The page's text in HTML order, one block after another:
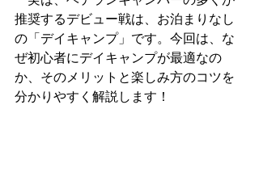
推奨するデビュー戦は、お泊まりなし
の「デイキャンプ」です。今回は、な
ぜ初心者にデイキャンプが最適なの
か、そのメリットと楽しみ方のコツを
分かりやすく解説します！